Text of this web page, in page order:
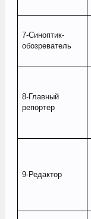
7-Синоптик-
обозреватель
8-Главный
репортер
9-Редактор